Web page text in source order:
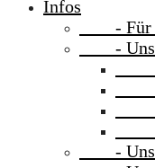
Infos
- Für
-
-
-
-
-
-